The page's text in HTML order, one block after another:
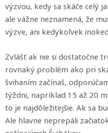
výzvou, kedy sa skáče celý
ale vážne neznamená, že
výzve, ani kedykoľvek
Zvlášť ak nie si dostatočne
rovnaký problém ako pri
švihaním začínaš,
týždni, napríklad 15 až 20
to je najdôležitejšie. Ak sa
Ale hlavne neprepáli